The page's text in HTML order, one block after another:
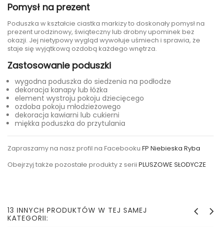
Pomysł na prezent
Poduszka w kształcie ciastka markizy to doskonały pomysł na
prezent urodzinowy, świąteczny lub drobny upominek bez
okazji. Jej nietypowy wygląd wywołuje uśmiech i sprawia, że
staje się wyjątkową ozdobą każdego wnętrza.
Zastosowanie poduszki
wygodna poduszka do siedzenia na podłodze
dekoracja kanapy lub łóżka
element wystroju pokoju dziecięcego
ozdoba pokoju młodzieżowego
dekoracja kawiarni lub cukierni
miękka poduszka do przytulania
Zapraszamy na nasz profil na Facebooku FP Niebieska Ryba
Obejrzyj także pozostałe produkty z serii PLUSZOWE SŁODYCZE
13 INNYCH PRODUKTÓW W TEJ SAMEJ
KATEGORII: